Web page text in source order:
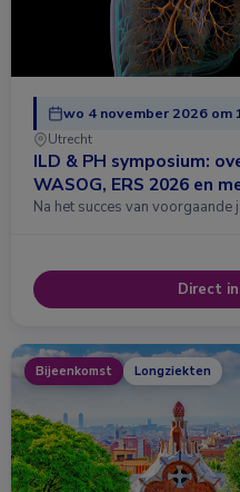
wo 4 november 2026 om
Utrecht
ILD & PH symposium:
WASOG, ERS 2026 en
Na het succes van
Direct
Bijeenkomst Longziekten